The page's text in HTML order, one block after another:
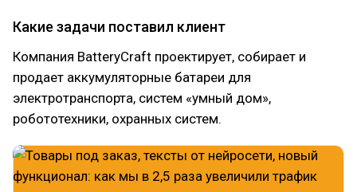
Какие задачи поставил клиент
Компания BatteryCraft проектирует, собирает и
продает аккумуляторные батареи для
электротранспорта, систем «умный дом»,
робототехники, охранных систем.